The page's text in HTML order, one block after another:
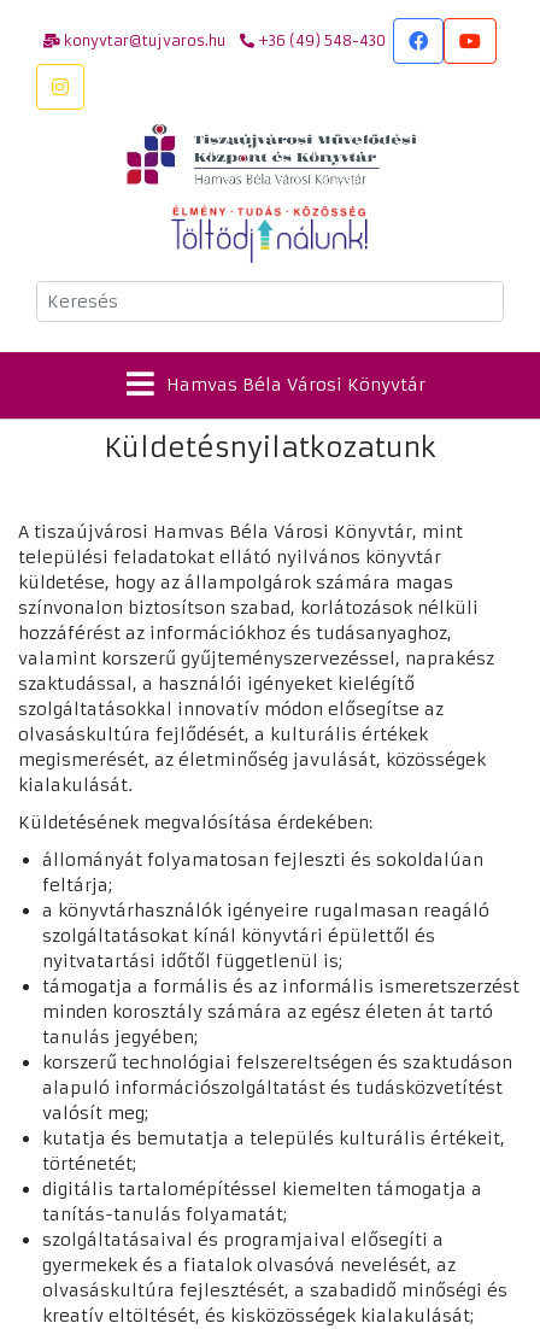
konyvtar@tujvaros.hu +36 (49) 548-430
Keresés
Hamvas Béla Városi Könyvtár
Küldetésnyilatkozatunk
A tiszaújvárosi Hamvas Béla Városi Könyvtár, mint
települési feladatokat ellátó nyilvános könyvtár
küldetése, hogy az állampolgárok számára magas
színvonalon biztosítson szabad, korlátozások nélküli
hozzáférést az információkhoz és tudásanyaghoz,
valamint korszerű gyűjteményszervezéssel, naprakész
szaktudással, a használói igényeket kielégítő
szolgáltatásokkal innovatív módon elősegítse az
olvasáskultúra fejlődését, a kulturális értékek
megismerését, az életminőség javulását, közösségek
kialakulását.
Küldetésének megvalósítása érdekében:
állományát folyamatosan fejleszti és sokoldalúan
feltárja;
a könyvtárhasználók igényeire rugalmasan reagáló
szolgáltatásokat kínál könyvtári épülettől és
nyitvatartási időtől függetlenül is;
támogatja a formális és az informális ismeretszerzést
minden korosztály számára az egész életen át tartó
tanulás jegyében;
korszerű technológiai felszereltségen és szaktudáson
alapuló információszolgáltatást és tudásközvetítést
valósít meg;
kutatja és bemutatja a település kulturális értékeit,
történetét;
digitális tartalomépítéssel kiemelten támogatja a
tanítás-tanulás folyamatát;
szolgáltatásaival és programjaival elősegíti a
gyermekek és a fiatalok olvasóvá nevelését, az
olvasáskultúra fejlesztését, a szabadidő minőségi és
kreatív eltöltését, és kisközösségek kialakulását;